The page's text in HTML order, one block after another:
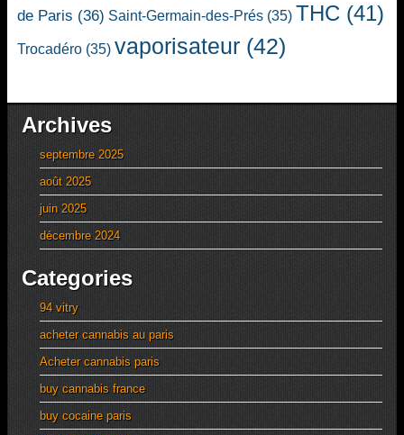
de Paris (36) Saint-Germain-des-Prés (35) THC (41)
Trocadéro (35) vaporisateur (42)
Archives
septembre 2025
août 2025
juin 2025
décembre 2024
Categories
94 vitry
acheter cannabis au paris
Acheter cannabis paris
buy cannabis france
buy cocaine paris